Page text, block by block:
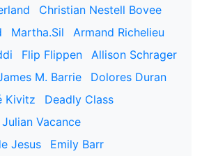
Christian Nestell Bovee
Martha.Sil
Armand Richelieu
Flip Flippen
Allison Schrager
M. Barrie
Dolores Duran
Kivitz
Deadly Class
Julian Vacance
Jesus
Emily Barr